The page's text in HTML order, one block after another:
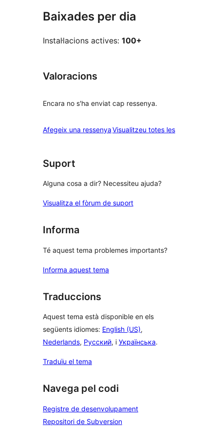
Baixades per dia
Instal·lacions actives: 100+
Valoracions
Encara no s'ha enviat cap ressenya.
Afegeix una ressenyaVisualitzeu totes lesressenyes
Suport
Alguna cosa a dir? Necessiteu ajuda?
Visualitza el fòrum de suport
Informa
Té aquest tema problemes importants?
Informa aquest tema
Traduccions
Aquest tema està disponible en els
següents idiomes: English (US),
Nederlands, Русский, i Українська.
Traduïu el tema
Navega pel codi
Registre de desenvolupament
Repositori de Subversion